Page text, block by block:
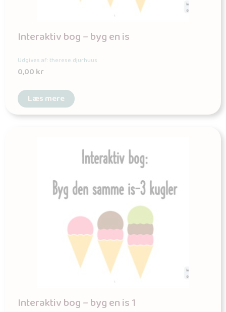
Interaktiv bog – byg en is
Udgives af: therese.djurhuus
0,00kr
Læs mere
Interaktiv bog – byg en is 1